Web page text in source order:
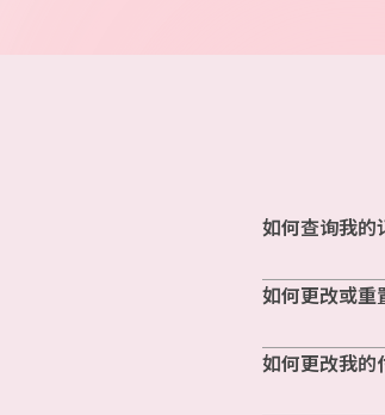
如何查询我的
如何更改或重
如何更改我的